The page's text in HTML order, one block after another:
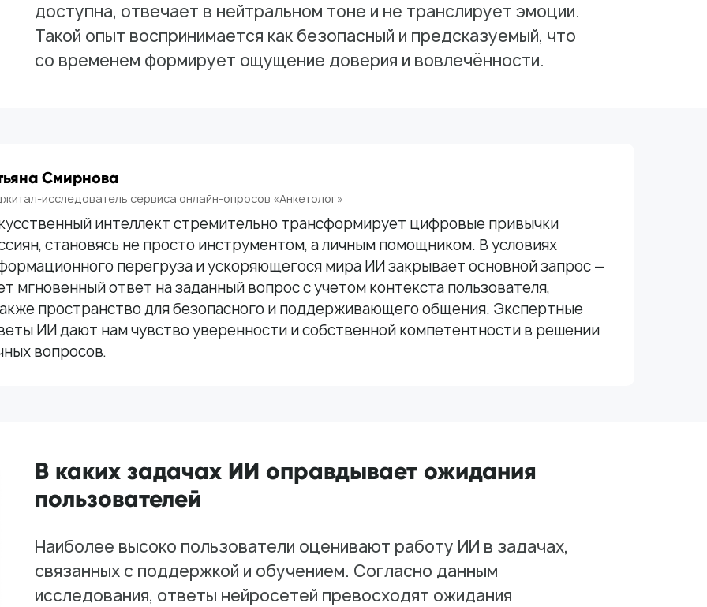
доступна, отвечает в нейтральном тоне и не транслирует эмоции.
Такой опыт воспринимается как безопасный и предсказуемый, что
со временем формирует ощущение доверия и вовлечённости.
Смирнова
исследователь сервиса онлайн-опросов «Анкетолог»
интеллект стремительно трансформирует цифровые привычки
становясь не просто инструментом, а личным помощником. В условиях
перегруза и ускоряющегося мира ИИ закрывает основной запрос —
мгновенный ответ на заданный вопрос с учетом контекста пользователя,
пространство для безопасного и поддерживающего общения. Экспертные
ИИ дают нам чувство уверенности и собственной компетентности в решении
вопросов.
В каких задачах ИИ оправдывает ожидания
пользователей
Наиболее высоко пользователи оценивают работу ИИ в задачах,
связанных с поддержкой и обучением. Согласно данным
исследования, ответы нейросетей превосходят ожидания